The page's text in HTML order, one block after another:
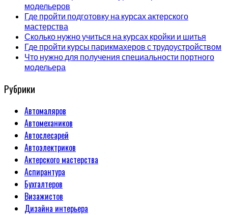
модельеров
Где пройти подготовку на курсах актерского
мастерства
Сколько нужно учиться на курсах кройки и шитья
Где пройти курсы парикмахеров с трудоустройством
Что нужно для получения специальности портного
модельера
Рубрики
Автомаляров
Автомехаников
Автослесарей
Автоэлектриков
Актерского мастерства
Аспирантура
Бухгалтеров
Визажистов
Дизайна интерьера